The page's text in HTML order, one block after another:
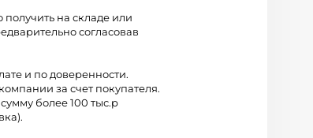
на складе или
согласовав
и по доверенности.
за счет покупателя.
более 100 тыс.р